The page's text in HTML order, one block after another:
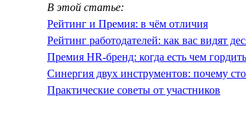
В этой статье:
Рейтинг и Премия: в чём отличия
Рейтинг работодателей: как вас видят
Премия HR-бренд: когда есть чем
Синергия двух инструментов: почему
Практические советы от участников